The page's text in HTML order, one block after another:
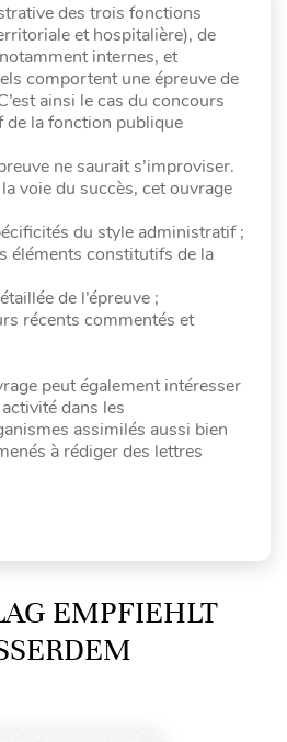
des trois fonctions
et hospitalière), de
internes, et
comportent une épreuve de
ainsi le cas du concours
de la fonction publique
ne saurait s’improviser.
voie du succès, cet ouvrage
du style administratif ;
éléments constitutifs de la
de l’épreuve ;
récents commentés et
peut également intéresser
dans les
assimilés aussi bien
à rédiger des lettres
EMPFIEHLT